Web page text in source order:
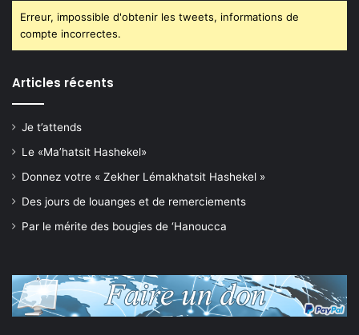
Erreur, impossible d'obtenir les tweets, informations de
compte incorrectes.
Articles récents
Je t’attends
Le «Ma’hatsit Hashekel»
Donnez votre « Zekher Lémakhatsit Hashekel »
Des jours de louanges et de remerciements
Par le mérite des bougies de ‘Hanoucca